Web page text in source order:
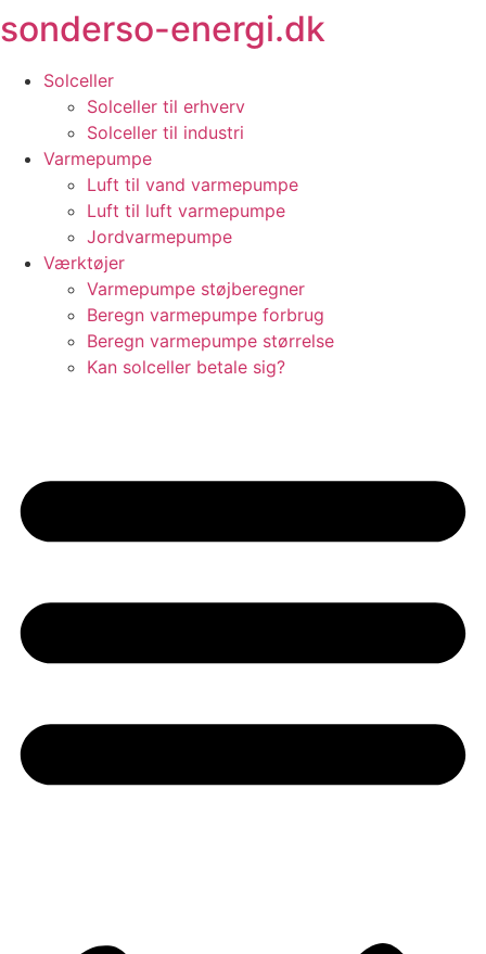
Videre
til
indhold
sonderso-energi.dk
Solceller
Solceller til erhverv
Solceller til industri
Varmepumpe
Luft til vand varmepumpe
Luft til luft varmepumpe
Jordvarmepumpe
Værktøjer
Varmepumpe støjberegner
Beregn varmepumpe forbrug
Beregn varmepumpe størrelse
Kan solceller betale sig?